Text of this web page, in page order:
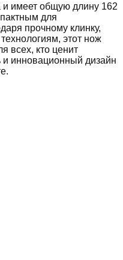
и имеет общую длину 162
для
прочному клинку,
этот нож
всех, кто ценит
и инновационный дизайн